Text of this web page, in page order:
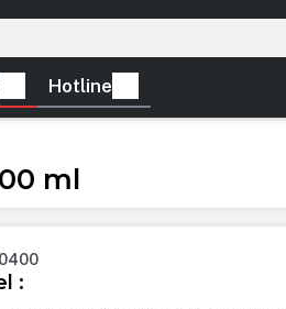
Hotline
ml
: